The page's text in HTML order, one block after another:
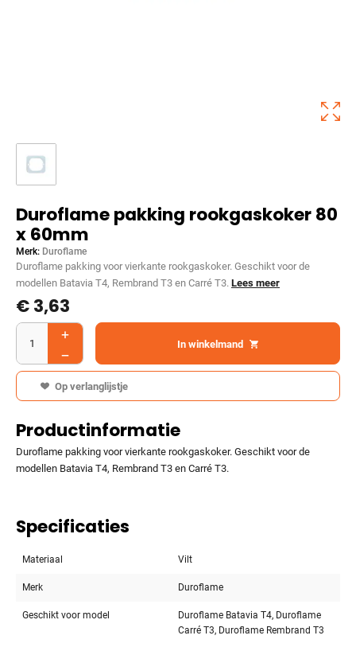
Duroflame pakking rookgaskoker 80
x 60mm
Merk: Duroflame
Duroflame pakking voor vierkante rookgaskoker. Geschikt voor de
modellen Batavia T4, Rembrand T3 en Carré T3. Lees meer
€3,63
In winkelmand
Op verlanglijstje
Productinformatie
Duroflame pakking voor vierkante rookgaskoker. Geschikt voor de
modellen Batavia T4, Rembrand T3 en Carré T3.
Specificaties
Materiaal Vilt
Merk Duroflame
Geschikt voor model
Duroflame Batavia T4, Duroflame
Carré T3, Duroflame Rembrand T3